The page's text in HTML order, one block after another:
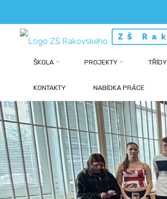
ZŠ
ŠKOLA PROJEKTY TŘÍDY
KONTAKTY NABÍDKA PRÁCE